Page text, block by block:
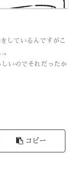
しているんですがこ
いのでそれだったか
コピー